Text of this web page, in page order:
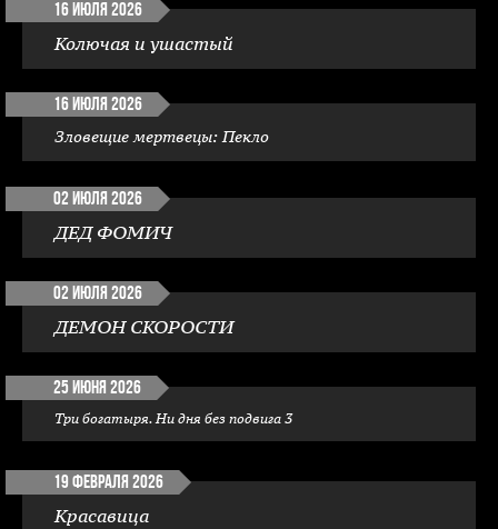
16 июля 2026
Колючая и ушастый
16 июля 2026
Зловещие мертвецы: Пекло
02 июля 2026
ДЕД ФОМИЧ
02 июля 2026
ДЕМОН СКОРОСТИ
25 июня 2026
Три богатыря. Ни дня без подвига 3
19 февраля 2026
Красавица